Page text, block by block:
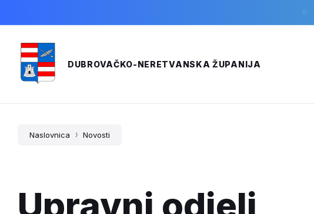
content
main
footer
DUBROVAČKO-NERETVANSKA ŽUPANIJA
Naslovnica Novosti
Upravni odjeli